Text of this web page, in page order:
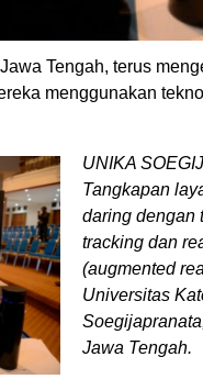
Tengah, terus
menggunakan
UNIKA
Tangkapan
daring dengan
tracking dan
(augmented
Universitas
Jawa Tengah.